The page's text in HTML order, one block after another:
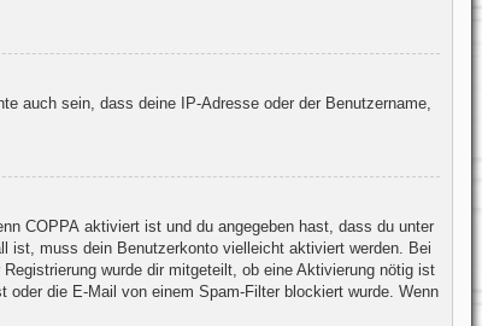
auch sein, dass deine IP-Adresse oder der Benutzername,
COPPA aktiviert ist und du angegeben hast, dass du unter
ist, muss dein Benutzerkonto vielleicht aktiviert werden. Bei
wurde dir mitgeteilt, ob eine Aktivierung nötig ist
die E-Mail von einem Spam-Filter blockiert wurde. Wenn